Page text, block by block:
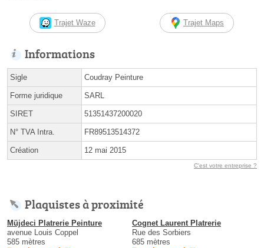
Trajet Waze Trajet Maps
Informations
Sigle Coudray Peinture
Forme juridique SARL
SIRET 51351437200020
N° TVA Intra. FR89513514372
Création 12 mai 2015
C'est votre entreprise ?
Plaquistes à proximité
Müjdeci Platrerie Peinture
avenue Louis Coppel
585 mètres
Cognet Laurent Platrerie
Rue des Sorbiers
685 mètres